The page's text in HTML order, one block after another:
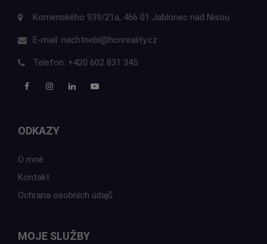
Komenského 939/21a, 466 01 Jablonec nad Nisou
E-mail: nachtnebl@hcnreality.cz
Telefon: +420 602 831 345
ODKAZY
O mně
Kontakt
Ochrana osobních údajů
MOJE SLUŽBY